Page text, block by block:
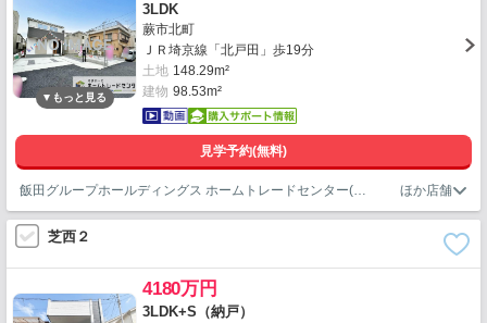
3LDK
蕨市北町
ＪＲ埼京線「北戸田」歩19分
土地 148.29m²
建物 98.53m²
見学予約(無料)
飯田グループホールディングス ホームトレードセンター(株)浦和営業所
芝西２
4180万円
3LDK+S（納戸）